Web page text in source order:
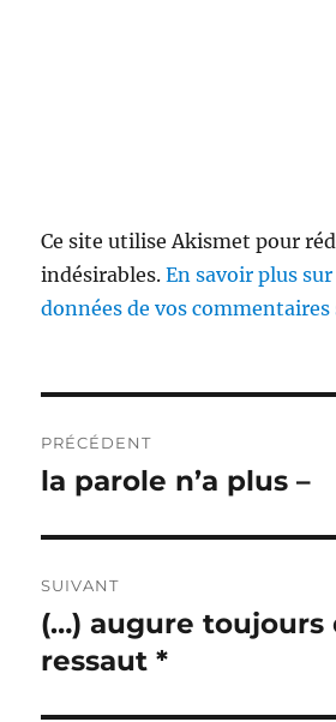
Ce site utilise Akismet pour
indésirables.En savoir plus
données de vos
de
PRÉCÉDENT
Publication
la parole n’a plus –
SUIVANT
Publication
suivante :
(…) augure toujours
ressaut *